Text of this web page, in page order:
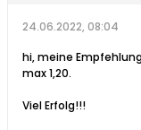
24.06.2022, 08:04
hi, meine Empfehlung
max 1,20.
Viel Erfolg!!!